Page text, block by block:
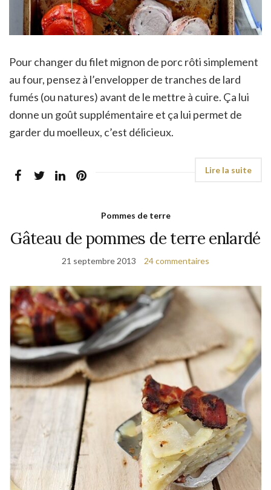
Pour changer du filet mignon de porc rôti simplement
au four, pensez à l’envelopper de tranches de lard
fumés (ou natures) avant de le mettre à cuire. Ça lui
donne un goût supplémentaire et ça lui permet de
garder du moelleux, c’est délicieux.
Pommes de terre
Gâteau de pommes de terre enlardé
21 septembre 2013 24 commentaires